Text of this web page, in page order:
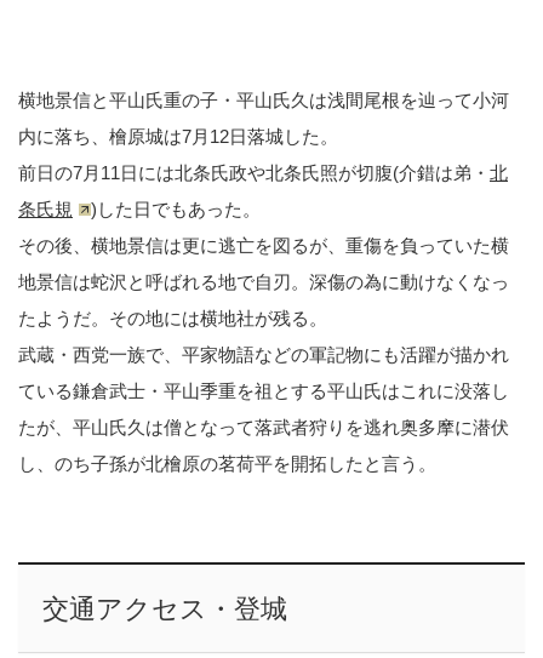
横地景信と平山氏重の子・平山氏久は浅間尾根を辿って小河
内に落ち、檜原城は7月12日落城した。
前日の7月11日には北条氏政や北条氏照が切腹(介錯は弟・ 北
条氏規
)した日でもあった。
その後、横地景信は更に逃亡を図るが、重傷を負っていた横
地景信は蛇沢と呼ばれる地で自刃。深傷の為に動けなくなっ
たようだ。その地には横地社が残る。
武蔵・西党一族で、平家物語などの軍記物にも活躍が描かれ
ている鎌倉武士・平山季重を祖とする平山氏はこれに没落し
たが、平山氏久は僧となって落武者狩りを逃れ奥多摩に潜伏
し、のち子孫が北檜原の茗荷平を開拓したと言う。
交通アクセス・登城